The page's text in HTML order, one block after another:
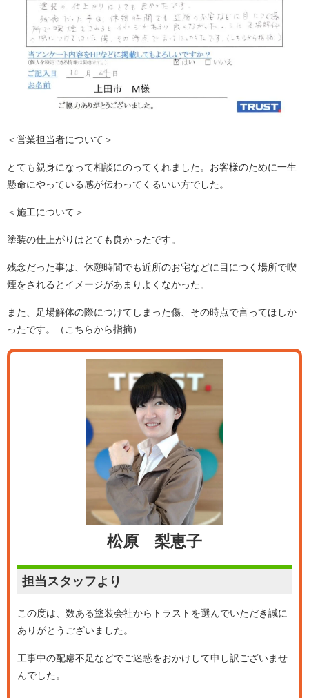
＜営業担当者について＞
とても親身になって相談にのってくれました。お客様のために一生
懸命にやっている感が伝わってくるいい方でした。
＜施工について＞
塗装の仕上がりはとても良かったです。
残念だった事は、休憩時間でも近所のお宅などに目につく場所で喫
煙をされるとイメージがあまりよくなかった。
また、足場解体の際につけてしまった傷、その時点で言ってほしか
ったです。（こちらから指摘）
松原 梨恵子
担当スタッフより
この度は、数ある塗装会社からトラストを選んでいただき誠に
ありがとうございました。
工事中の配慮不足などでご迷惑をおかけして申し訳ございませ
んでした。